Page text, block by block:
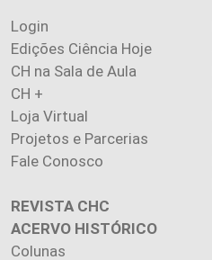
Login
Edições Ciência Hoje
CH na Sala de Aula
CH +
Loja Virtual
Projetos e Parcerias
Fale Conosco
REVISTA CHC
ACERVO HISTÓRICO
Colunas